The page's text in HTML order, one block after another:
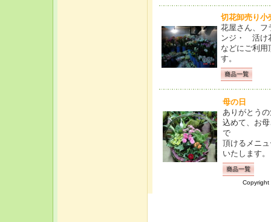
切花卸売り小
花屋さん、フ
ンジ・ 活け
などにご利用
す。
母の日
ありがとう
込めて、お
で
頂けるメニ
いたします。
Copyright